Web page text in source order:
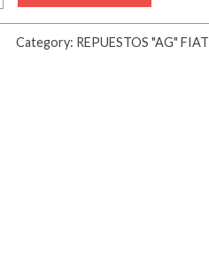
Category: REPUESTOS "AG" FIAT